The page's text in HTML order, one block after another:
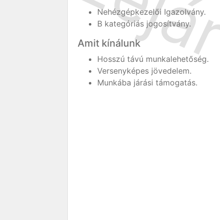
Nehézgépkezelői Igazolvány.
B kategóriás jogosítvány.
Amit kínálunk
Hosszú távú munkalehetőség.
Versenyképes jövedelem.
Munkába járási támogatás.